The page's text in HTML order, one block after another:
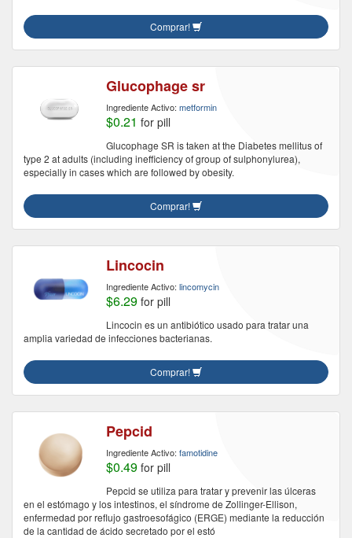
Comprar!
Glucophage sr
Ingrediente Activo: metformin
$0.21 for pill
Glucophage SR is taken at the Diabetes mellitus of
type 2 at adults (including inefficiency of group of sulphonylurea),
especially in cases which are followed by obesity.
Comprar!
Lincocin
Ingrediente Activo: lincomycin
$6.29 for pill
Lincocin es un antibiótico usado para tratar una
amplia variedad de infecciones bacterianas.
Comprar!
Pepcid
Ingrediente Activo: famotidine
$0.49 for pill
Pepcid se utiliza para tratar y prevenir las úlceras
en el estómago y los intestinos, el síndrome de Zollinger-Ellison,
enfermedad por reflujo gastroesofágico (ERGE) mediante la reducción
de la cantidad de ácido secretado por el estó